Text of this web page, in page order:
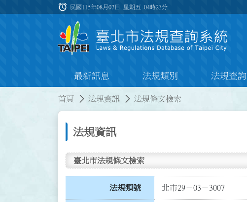
:::
alarm 民國115年08月07日 星期五04時23分
最新訊息 法規類別 法規查詢
首頁 法規資訊 法規條文檢索
法規資訊
臺北市法規條文檢索
法規類號 北市29－03－3007